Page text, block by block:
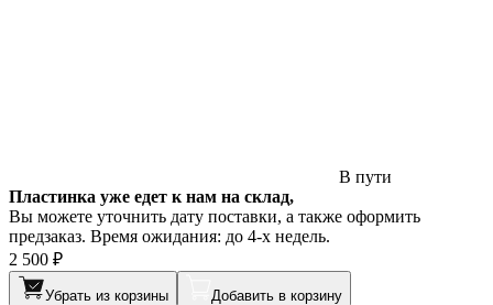
В пути
Пластинка уже едет к нам на склад,
Вы можете уточнить дату поставки, а также оформить
предзаказ. Время ожидания: до 4-х недель.
2 500 ₽
Убрать из корзины
Добавить в корзину